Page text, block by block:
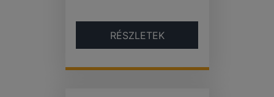
RÉSZLETEK